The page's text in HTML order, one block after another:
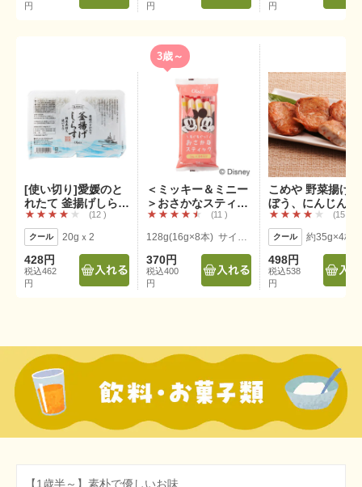
円
円
円
[使い切り]愛媛のと
れたて 釜揚げしらす
ツインパック12
20gｘ2
428円
税込462
円
3歳～
＜ミッキー＆ミニー
＞おさかなスティッ
ク
11
370円
税込400
円
こめや 野菜揚げ
ぼう、にんじん、
ねぎ）
15
約35g×4枚
498円
税込538
円
【1歳半～】素朴で優しいお味